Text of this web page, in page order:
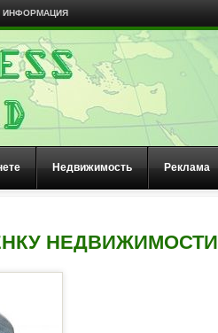
ИНФОРМАЦИЯ
Недвижимость Реклама
НЕДВИЖИМОСТИ